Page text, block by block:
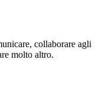
collaborare agli
molto altro.